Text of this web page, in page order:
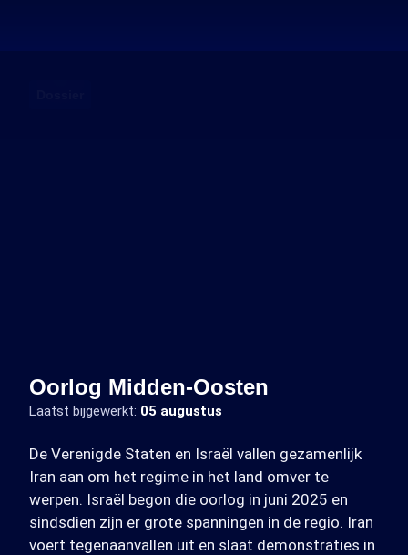
Oorlog Midden-Oosten
Laatst bijgewerkt: 05 augustus
De Verenigde Staten en Israël vallen gezamenlijk
Iran aan om het regime in het land omver te
werpen. Israël begon die oorlog in juni 2025 en
sindsdien zijn er grote spanningen in de regio. Iran
voert tegenaanvallen uit en slaat demonstraties in